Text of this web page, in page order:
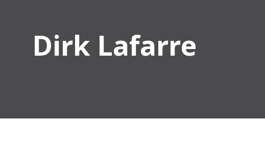
Dirk Lafarre